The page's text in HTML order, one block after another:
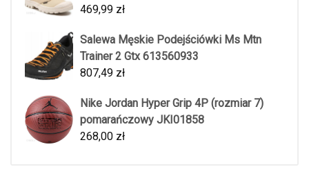
469,99 zł
Salewa Męskie Podejściówki Ms Mtn
Trainer 2 Gtx 613560933
807,49 zł
Nike Jordan Hyper Grip 4P (rozmiar 7)
pomarańczowy JKI01858
268,00 zł